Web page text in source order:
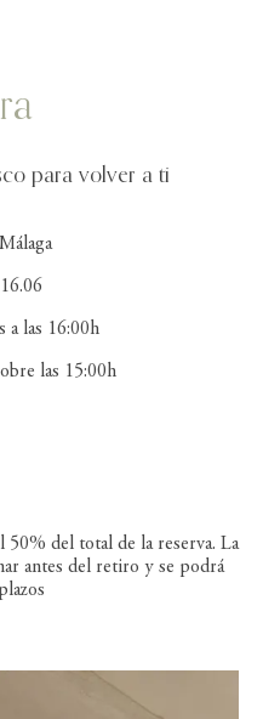
para volver a ti
a las 16:00h
las 15:00h
del total de la reserva. La
antes del retiro y se podrá